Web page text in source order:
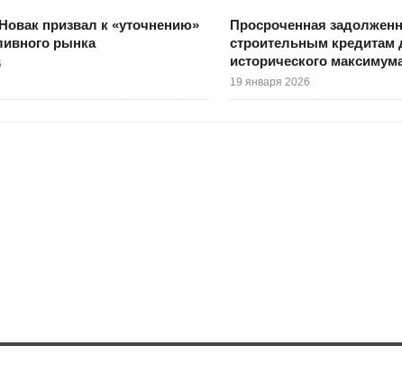
призвал к «уточнению»
рынка
Просроченная
строительным кредитам
исторического
19 января 2026